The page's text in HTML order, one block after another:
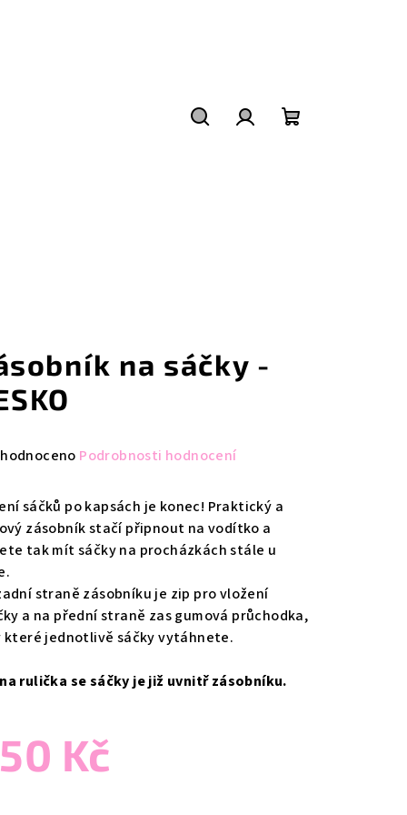
na sáčky -
Podrobnosti hodnocení
sáčků po kapsách je konec! Praktický a
zásobník stačí připnout na vodítko a
tak mít sáčky na procházkách stále u
straně zásobníku je zip pro vložení
a na přední straně zas gumová průchodka,
které jednotlivě sáčky vytáhnete.
rulička se sáčky je již uvnitř zásobníku.
Kč